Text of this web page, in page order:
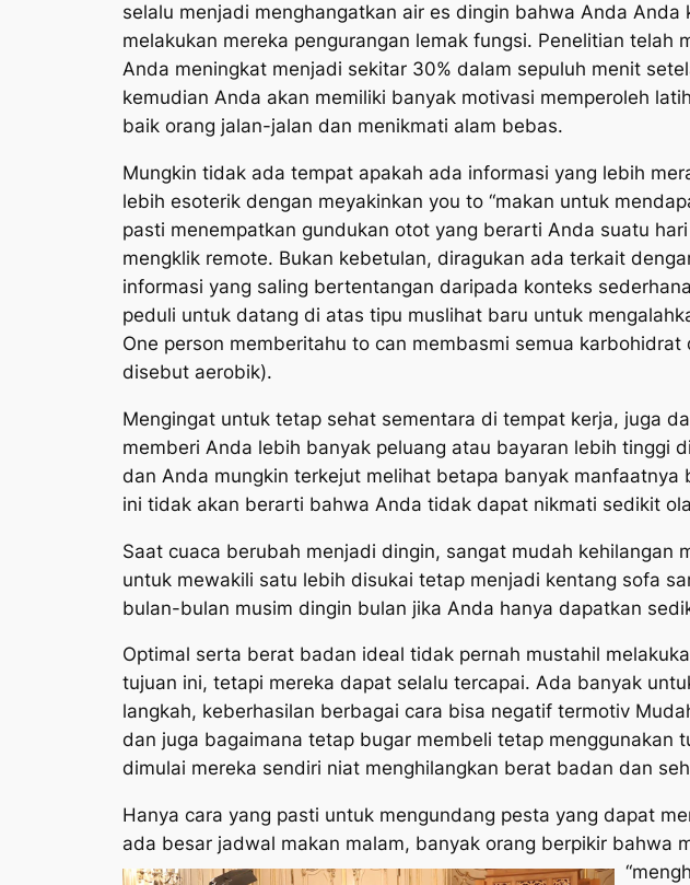
selalu menjadi menghangatkan air es dingin bahwa Anda
melakukan mereka pengurangan lemak fungsi. Penelitian
Anda meningkat menjadi sekitar 30% dalam sepuluh menit
kemudian Anda akan memiliki banyak motivasi memperoleh
baik orang jalan-jalan dan menikmati alam bebas.
Mungkin tidak ada tempat apakah ada informasi yang lebih
lebih esoterik dengan meyakinkan you to “makan untuk
pasti menempatkan gundukan otot yang berarti Anda suatu
mengklik remote. Bukan kebetulan, diragukan ada terkait
informasi yang saling bertentangan daripada konteks
peduli untuk datang di atas tipu muslihat baru untuk
One person memberitahu to can membasmi semua
disebut aerobik).
Mengingat untuk tetap sehat sementara di tempat kerja, juga
memberi Anda lebih banyak peluang atau bayaran lebih tinggi
dan Anda mungkin terkejut melihat betapa banyak
ini tidak akan berarti bahwa Anda tidak dapat nikmati sedikit
Saat cuaca berubah menjadi dingin, sangat mudah
untuk mewakili satu lebih disukai tetap menjadi kentang sofa
bulan-bulan musim dingin bulan jika Anda hanya dapatkan
Optimal serta berat badan ideal tidak pernah mustahil
tujuan ini, tetapi mereka dapat selalu tercapai. Ada banyak
langkah, keberhasilan berbagai cara bisa negatif termotiv
dan juga bagaimana tetap bugar membeli tetap menggunakan
dimulai mereka sendiri niat menghilangkan berat badan dan
Hanya cara yang pasti untuk mengundang pesta yang dapat
ada besar jadwal makan malam, banyak orang berpikir bahwa